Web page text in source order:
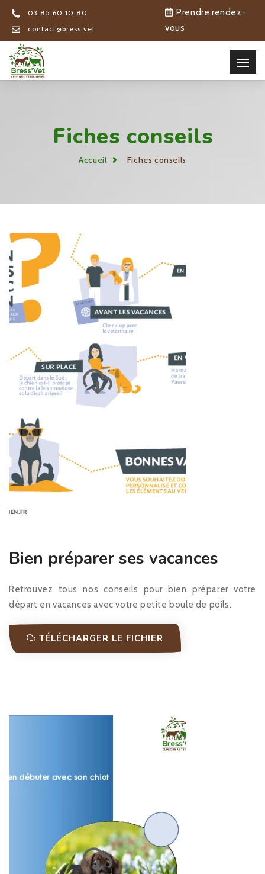
03 85 60 10 80
contact@bress.vet
Prendre rendez-
vous
Fiches conseils
Accueil Fiches conseils
Bien préparer ses vacances
Retrouvez tous nos conseils pour bien préparer votre
départ en vacances avec votre petite boule de poils.
TÉLÉCHARGER LE FICHIER